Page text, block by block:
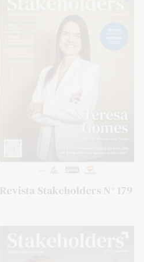
Revista Stakeholders N° 179